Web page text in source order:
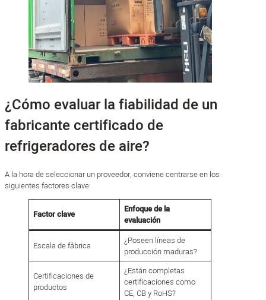
¿Cómo evaluar la fiabilidad de un
fabricante certificado de
refrigeradores de aire?
A la hora de seleccionar un proveedor, conviene centrarse en los
siguientes factores clave:
Factor clave
Enfoque de la
evaluación
Escala de fábrica
¿Poseen líneas de
producción maduras?
Certificaciones de
productos
¿Están completas
certificaciones como
CE, CB y RoHS?